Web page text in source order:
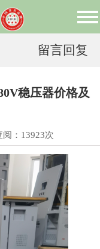
留言回复
稳压器价格及
阅：13923次